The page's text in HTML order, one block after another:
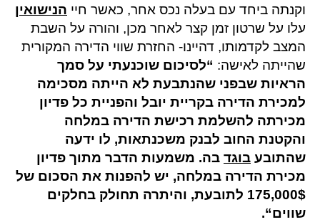
וקנתה ביחד עם בעלה נכס אחר, כאשר חיי הנישואין
עלו על שרטון זמן קצר לאחר מכן, והורה על השבת
המצב לקדמותו, דהיינו- החזרת שווי הדירה המקורית
שהייתה לאישה: “לסיכום שוכנעתי על סמך
הראיות שבפני שהנתבעת לא הייתה מסכימה
למכירת הדירה בקריית יובל והפניית כל פדיון
מכירתה להשלמת רכישת הדירה במלחה
והקטנת החוב לבנק משכנתאות, לו ידעה
שהתובע בוגד בה. משמעות הדבר מתוך פדיון
מכירת הדירה במלחה, יש להפנות את הסכום של
175,000$ לתובעת, והיתרה תחולק בחלקים
שווים“.